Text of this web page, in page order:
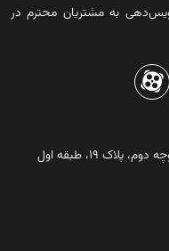
به مشتریان محترم در
۱۹، طبقه اول